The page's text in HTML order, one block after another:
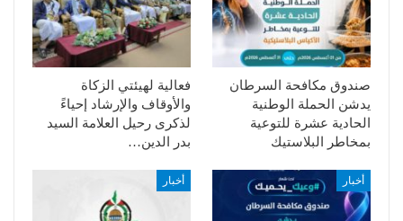
صندوق مكافحة السرطان
يدشن الحملة الوطنية
الحادية عشرة للتوعية
بمخاطر البلاستيك
فعالية لهيئتي الزكاة
والأوقاف والإرشاد إحياءً
لذكرى رحيل العلامة السيد
بدر الدين…
أخبار أخبار